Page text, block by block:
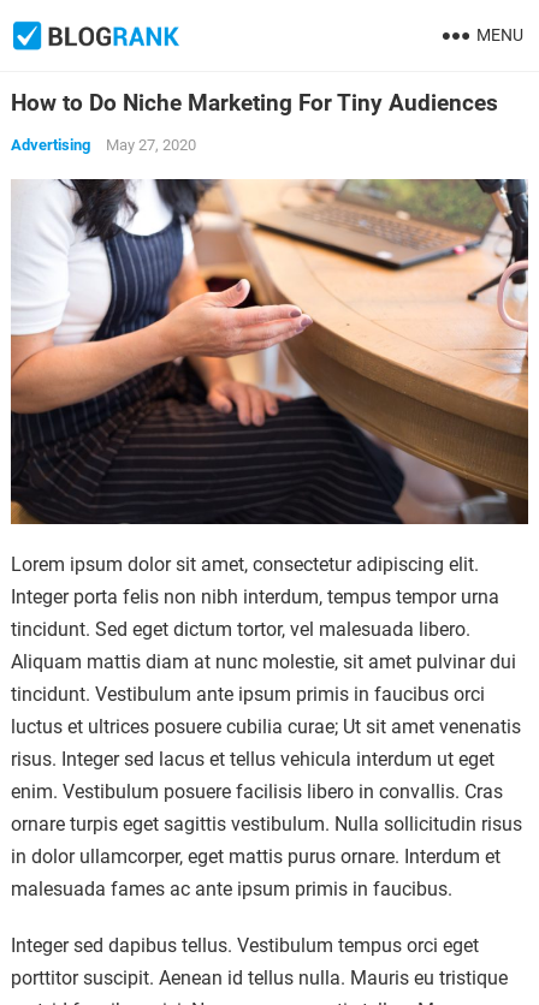
MENU
How to Do Niche Marketing For Tiny Audiences
Advertising May 27, 2020
Lorem ipsum dolor sit amet, consectetur adipiscing elit.
Integer porta felis non nibh interdum, tempus tempor urna
tincidunt. Sed eget dictum tortor, vel malesuada libero.
Aliquam mattis diam at nunc molestie, sit amet pulvinar dui
tincidunt. Vestibulum ante ipsum primis in faucibus orci
luctus et ultrices posuere cubilia curae; Ut sit amet venenatis
risus. Integer sed lacus et tellus vehicula interdum ut eget
enim. Vestibulum posuere facilisis libero in convallis. Cras
ornare turpis eget sagittis vestibulum. Nulla sollicitudin risus
in dolor ullamcorper, eget mattis purus ornare. Interdum et
malesuada fames ac ante ipsum primis in faucibus.
Integer sed dapibus tellus. Vestibulum tempus orci eget
porttitor suscipit. Aenean id tellus nulla. Mauris eu tristique